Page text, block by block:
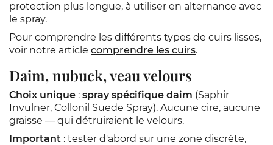
protection plus longue, à utiliser en alternance avec
le spray.
Pour comprendre les différents types de cuirs lisses,
voir notre article comprendre les cuirs.
Daim, nubuck, veau velours
Choix unique : spray spécifique daim (Saphir
Invulner, Collonil Suede Spray). Aucune cire, aucune
graisse — qui détruiraient le velours.
Important : tester d'abord sur une zone discrète,